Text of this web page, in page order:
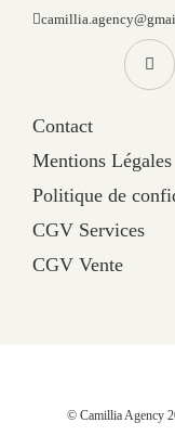
Contact
Mentions Légales
Politique de
CGV Services
CGV Vente
© Camillia Agency